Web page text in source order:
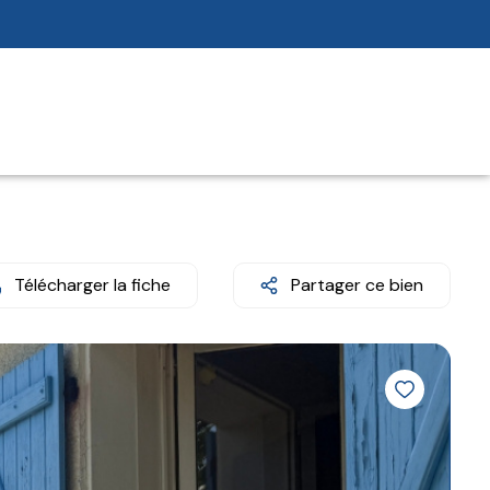
Télécharger la fiche Partager ce bien